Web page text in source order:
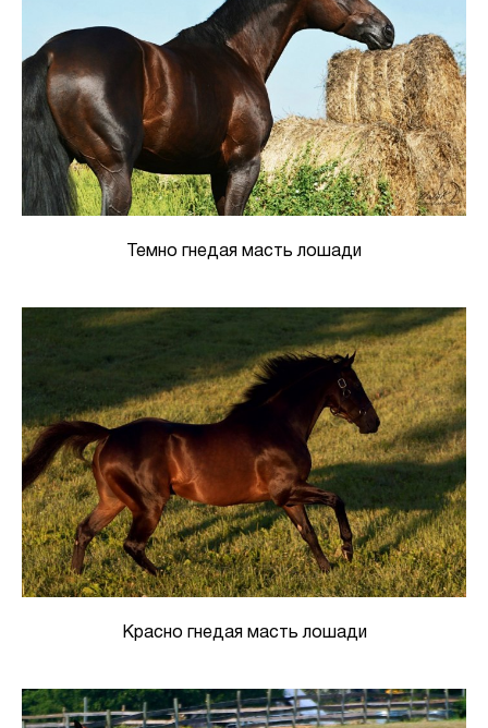
Темно гнедая масть лошади
Красно гнедая масть лошади